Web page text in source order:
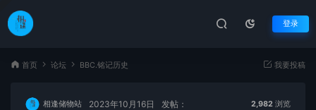
登录
首页 论坛 BBC.铭记历史 我要投稿
相逢储物站 2023年10月16日 发帖： 2,982 浏览